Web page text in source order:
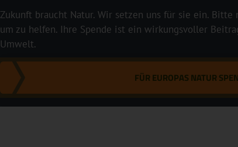
Zukunft braucht Natur. Wir setzen uns für sie ein.
um zu helfen. Ihre Spende ist ein wirkungsvoller
Umwelt.
FÜR EUROPAS NATUR